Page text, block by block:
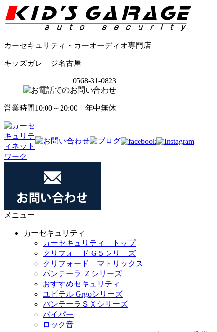
カーセキュリティ・カーオーディオ専門店
キッズガレージ名古屋
0568-31-0823
営業時間10:00～20:00 年中無休
メニュー
カーセキュリティ
カーセキュリティ トップ
クリフォード G５シリーズ
クリフォード マトリックス
パンテーラ Ｚシリーズ
おすすめセキュリティ
ユピテル Grgoシリーズ
パンテーラＳＸシリーズ
バイパー
ロック音